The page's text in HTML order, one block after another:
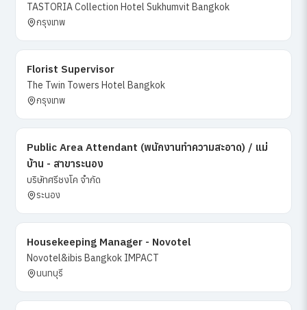
TASTORIA Collection Hotel Sukhumvit Bangkok
กรุงเทพ
Florist Supervisor
The Twin Towers Hotel Bangkok
กรุงเทพ
Public Area Attendant (พนักงานทำความสะอาด) / แม่
บ้าน - สาขาระนอง
บริษัทศรีชงโค จำกัด
ระนอง
Housekeeping Manager - Novotel
Novotel&ibis Bangkok IMPACT
นนทบุรี